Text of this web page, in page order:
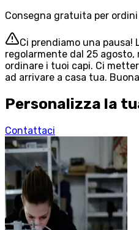
Consegna gratuita per
Ci prendiamo una pausa!
regolarmente dal 25
ordinare i tuoi capi. Ci
ad arrivare a casa tua.
Personalizza la
Contattaci